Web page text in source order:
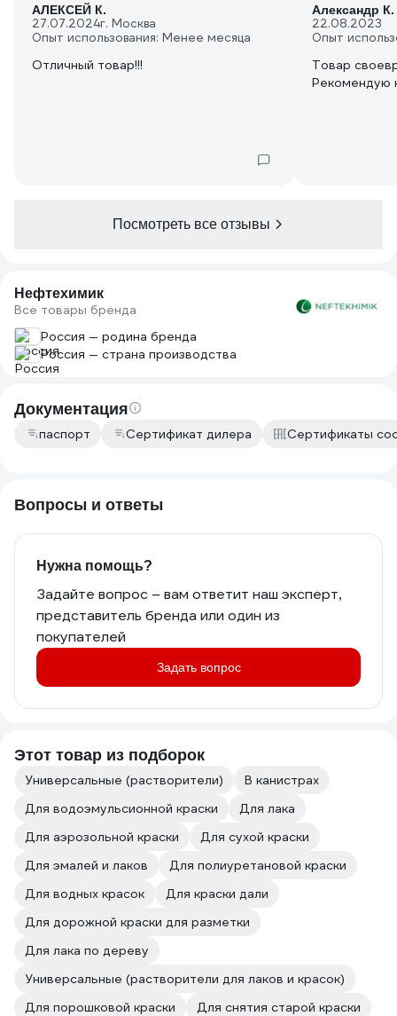
АЛЕКСЕЙ К.
27.07.2024г. Москва
Опыт использования: Менее месяца
Отличный товар!!!
Александр К.
22.08.2023
Опыт
Товар
Рекомендую
Посмотреть все отзывы
Нефтехимик
Все товары бренда
Россия — родина бренда
Россия — страна производства
Документация
паспорт Сертификат дилера Сертификаты
Вопросы и ответы
Нужна помощь?
Задайте вопрос – вам ответит наш эксперт,
представитель бренда или один из
покупателей
Задать вопрос
Этот товар из подборок
Универсальные (растворители)
В канистрах
Для водоэмульсионной краски
Для лака
Для аэрозольной краски
Для сухой краски
Для эмалей и лаков
Для полиуретановой краски
Для водных красок
Для краски дали
Для дорожной краски для разметки
Для лака по дереву
Универсальные (растворители для лаков и красок)
Для порошковой краски
Для снятия старой краски